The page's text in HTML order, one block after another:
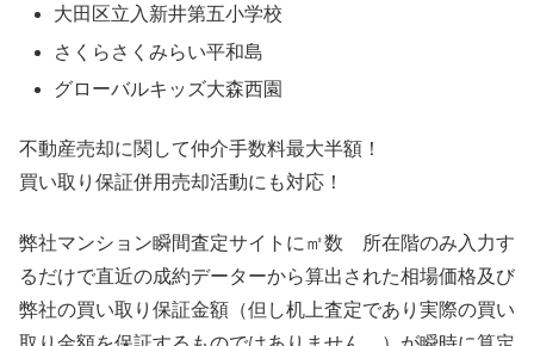
大田区立入新井第五小学校
さくらさくみらい平和島
グローバルキッズ大森西園
不動産売却に関して仲介手数料最大半額！
買い取り保証併用売却活動にも対応！
弊社マンション瞬間査定サイトに㎡数 所在階のみ入力す
るだけで直近の成約データーから算出された相場価格及び
弊社の買い取り保証金額（但し机上査定であり実際の買い